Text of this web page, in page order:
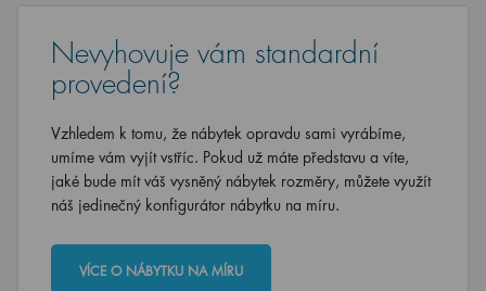
Nevyhovuje vám standardní
provedení?
Vzhledem k tomu, že nábytek opravdu sami vyrábíme,
umíme vám vyjít vstříc. Pokud už máte představu a víte,
jaké bude mít váš vysněný nábytek rozměry, můžete využít
náš jedinečný konfigurátor nábytku na míru.
VÍCE O NÁBYTKU NA MÍRU